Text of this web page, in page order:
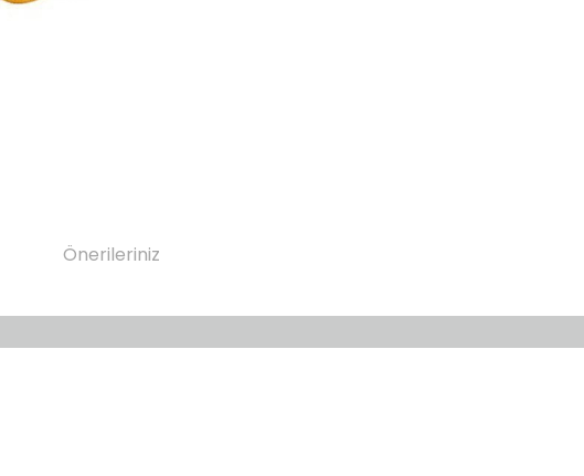
Önerileriniz